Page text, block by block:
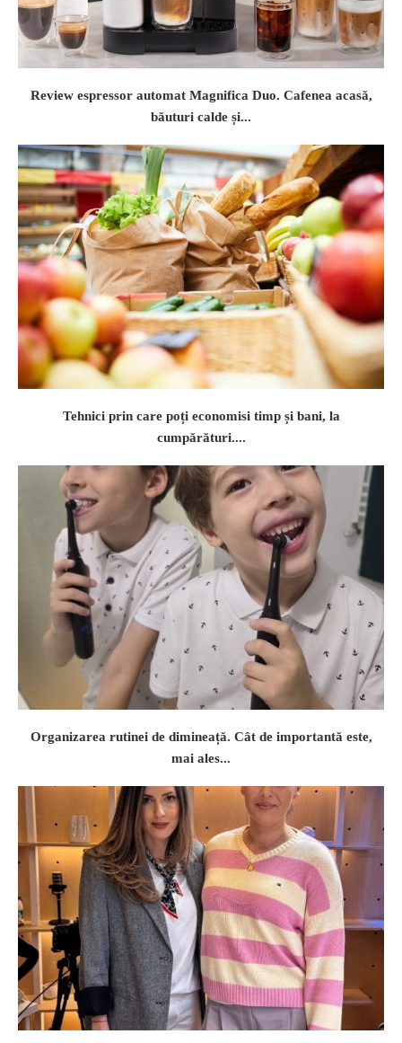
Review espressor automat Magnifica Duo. Cafenea acasă,
băuturi calde și...
Tehnici prin care poți economisi timp și bani, la
cumpărături....
Organizarea rutinei de dimineață. Cât de importantă este,
mai ales...